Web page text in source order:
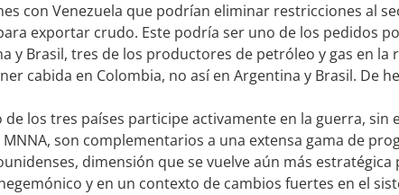
con Venezuela que podrían eliminar restricciones al
exportar crudo. Este podría ser uno de los pedidos
y Brasil, tres de los productores de petróleo y gas en la
cabida en Colombia, no así en Argentina y Brasil. De
los tres países participe activamente en la guerra, sin
MNNA, son complementarios a una extensa gama de
dimensión que se vuelve aún más estratégica
y en un contexto de cambios fuertes en el